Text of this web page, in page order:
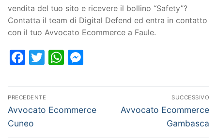
vendita del tuo sito e ricevere il bollino “Safety”?
Contatta il team di Digital Defend ed entra in contatto
con il tuo Avvocato Ecommerce a Faule.
Facebook
TwitterWhatsApp
PRECEDENTE
Avvocato Ecommerce
Cuneo
SUCCESSIVO
Avvocato Ecommerce
Gambasca